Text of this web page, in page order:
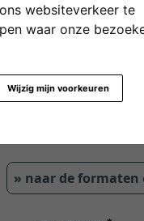
websiteverkeer te
waar onze
Wijzig mijn voorkeuren
kleur
» naar de formaten